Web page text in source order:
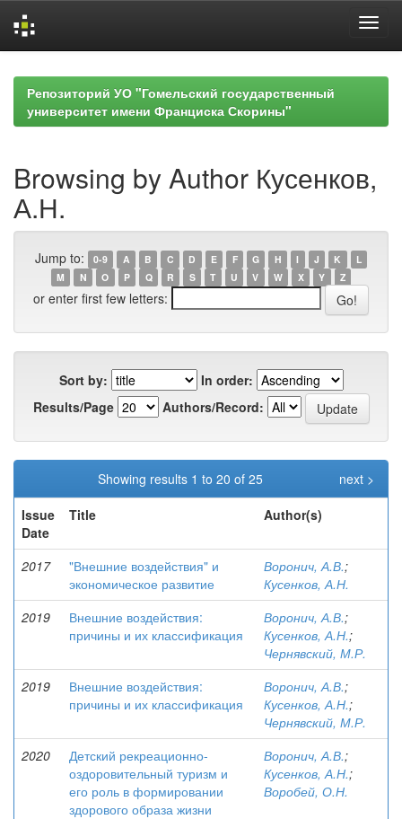
navigationРепозиторий УО "Гомельский государственный
университет имени Франциска Скорины"
Browsing by Author Кусенков,
А.Н.
Jump to: 0-9 A B C D E F G H I J K
L
M
N O P Q R S T U V W X Y Z
or enter first few letters:
Sort by:
In order:
Results/Page
Authors/Record:
Showing results 1 to 20 of 25
next >
Issue
Date
Title Author(s)
2017
"Внешние воздействия" и
экономическое развитие
Воронич, А.В.;
Кусенков, А.Н.
2019
Внешние воздействия:
причины и их классификация
Воронич, А.В.;
Кусенков, А.Н.;
Чернявский, М.Р.
2019
Внешние воздействия:
причины и их классификация
Воронич, А.В.;
Кусенков, А.Н.;
Чернявский, М.Р.
2020
Детский рекреационно-
оздоровительный туризм и
его роль в формировании
здорового образа жизни
Воронич, А.В.;
Кусенков, А.Н.;
Воробей, О.Н.